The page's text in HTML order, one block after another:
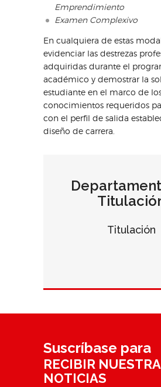
Emprendimiento
Examen Complexivo
En cualquiera de estas
evidenciar las destrezas
adquiridas durante el
académico y demostrar la
estudiante en el marco de
conocimientos requeridos
con el perfil de salida
diseño de carrera.
Titulación
Suscríbase para
RECIBIR
NOTICIAS